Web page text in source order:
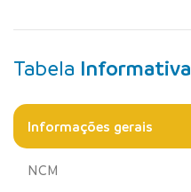
Tabela Informativa
Informações gerais
NCM